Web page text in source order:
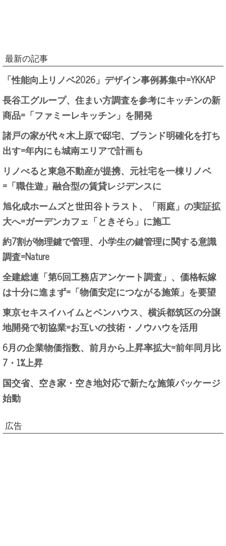
最新の記事
「性能向上リノベ2026」デザイン事例募集中=YKKAP
長谷工グループ、住まい方調査を参考にキッチンの新
商品=「ファミーレキッチン」を開発
諸戸の家が代々木上原で邸宅、ブランド明確化を打ち
出す=年内にも城南エリアで計画も
リノべると東急不動産が提携、元社宅を一棟リノベ
=「職住遊」融合型の賃貸レジデンスに
旭化成ホームズと世田谷トラスト、「雨庭」の実証拡
大へ=ガーデンカフェ「ときそら」に施工
約7割が物理鍵で管理、小学生の鍵管理に関する意識
調査=Nature
全建総連「第6回工務店アンケート調査」、価格転嫁
は十分に進まず=「物価安定につながる施策」を要望
東京セキスイハイムとベンハウス、横浜都筑区の分譲
地開発で初協業=お互いの技術・ノウハウを活用
6月の企業物価指数、前月から上昇率拡大=前年同月比
7・1%上昇
国交省、空き家・空き地対応で新たな施策パッケージ
始動
広告